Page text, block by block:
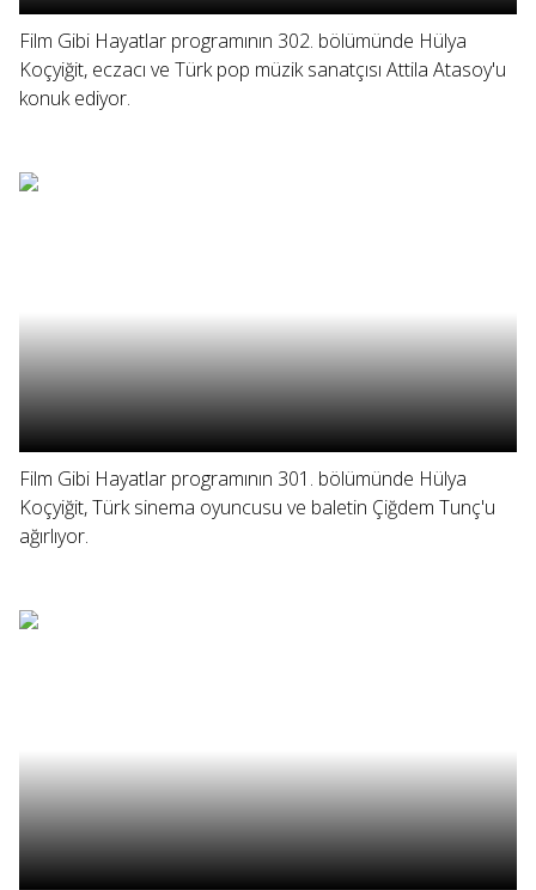
Film Gibi Hayatlar programının 302. bölümünde Hülya
Koçyiğit, eczacı ve Türk pop müzik sanatçısı Attila Atasoy'u
konuk ediyor.
Film Gibi Hayatlar programının 301. bölümünde Hülya
Koçyiğit, Türk sinema oyuncusu ve baletin Çiğdem Tunç'u
ağırlıyor.